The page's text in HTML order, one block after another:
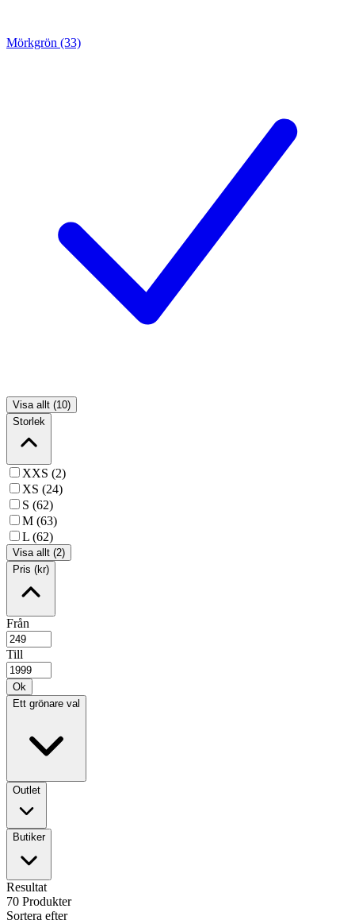
Mörkgrön (33)
Visa allt (10)
Storlek
XXS (2)
XS (24)
S (62)
M (63)
L (62)
Visa allt (2)
Pris (kr)
Från
Till
Ok
Ett grönare val
Outlet
Butiker
Resultat
70 Produkter
Sortera efter